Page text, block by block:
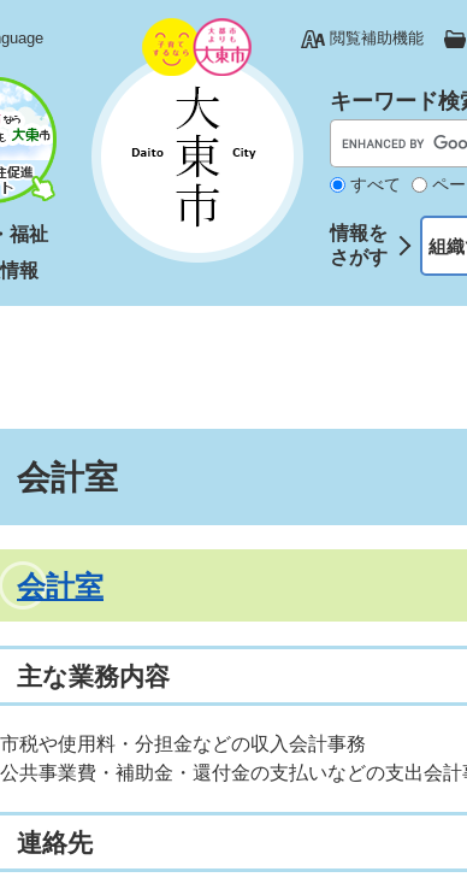
閲覧補助機能
福祉
報
キーワード検
すべて ペ
情報を
さがす
組
会計室
会計室
主な業務内容
市税や使用料・分担金などの収入会計事務
公共事業費・補助金・還付金の支払いなどの支出会計
連絡先